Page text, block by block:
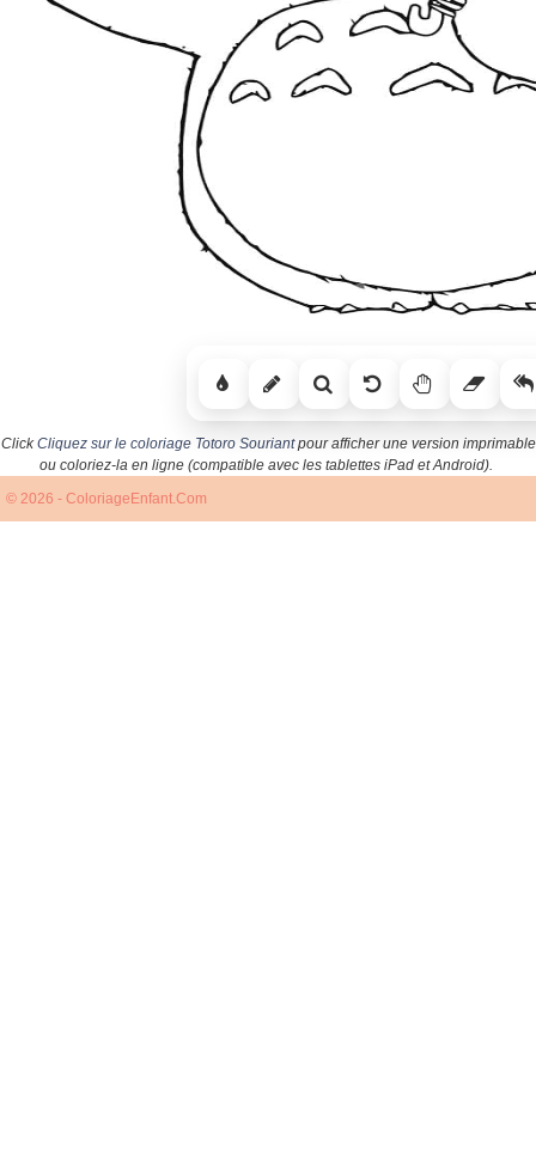
ClickCliquez sur le coloriage Totoro Souriantpour afficher une version imprimable
ou coloriez-la en ligne (compatible avec les tablettes iPad et Android).
© 2026 - ColoriageEnfant.Com